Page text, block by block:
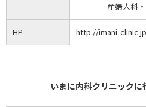
産婦人科
HP http://imani-
いまに内科クリニックに